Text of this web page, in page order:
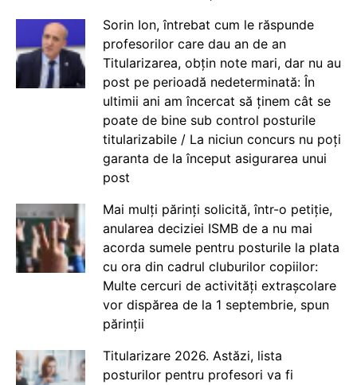
Sorin Ion, întrebat cum le răspunde
profesorilor care dau an de an
Titularizarea, obțin note mari, dar nu au
post pe perioadă nedeterminată: În
ultimii ani am încercat să ținem cât se
poate de bine sub control posturile
titularizabile / La niciun concurs nu poți
garanta de la început asigurarea unui
post
Mai mulți părinți solicită, într-o petiție,
anularea deciziei ISMB de a nu mai
acorda sumele pentru posturile la plata
cu ora din cadrul cluburilor copiilor:
Multe cercuri de activități extrașcolare
vor dispărea de la 1 septembrie, spun
părinții
Titularizare 2026. Astăzi, lista
posturilor pentru profesori va fi